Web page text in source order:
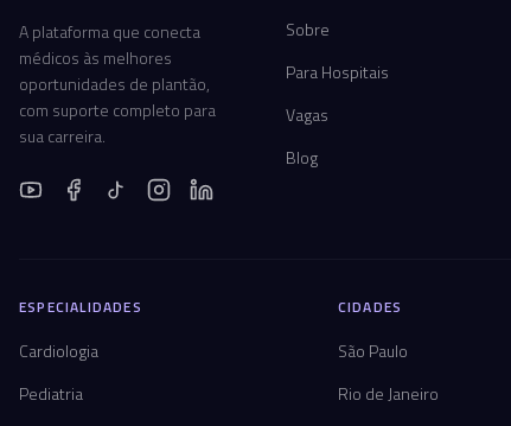
A plataforma que conecta
médicos às melhores
oportunidades de plantão,
com suporte completo para
sua carreira.
Sobre
Para Hospitais
Vagas
Blog
ESPECIALIDADES
Cardiologia
Pediatria
CIDADES
São Paulo
Rio de Janeiro